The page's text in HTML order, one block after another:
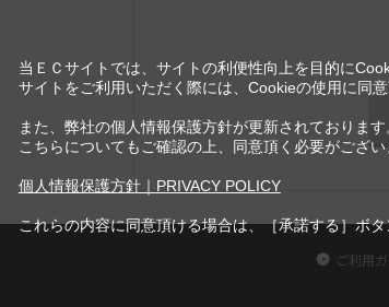
ご利用
当ＥＣサイトでは、サイトの利便性向上を目的に
サイトをご利用いただく際には、Cookieの使用に同意
また、弊社の個人情報保護方針が更新されております
こちらについてもご確認の上、同意頂く必要がござい
個人情報保護方針｜PRIVACY POLICY
これらの内容に同意頂ける場合は、［承諾する］ボ